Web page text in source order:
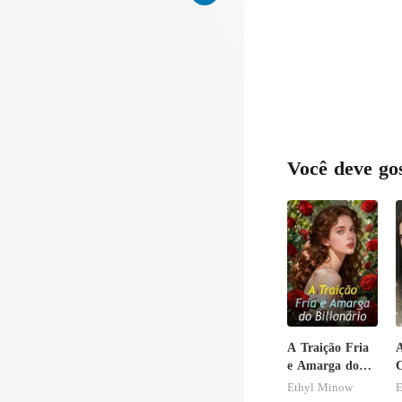
Você deve
A Traição Fria
e Amarga do
Bilionário
Ethyl Minow